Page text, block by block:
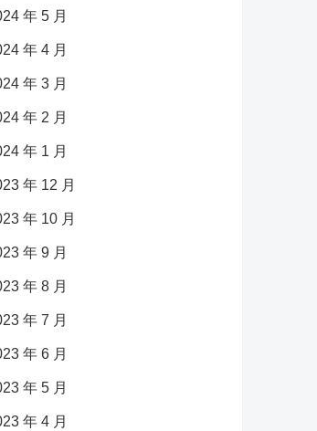
年 5 月
年 4 月
年 3 月
年 2 月
年 1 月
年 12 月
年 10 月
年 9 月
年 8 月
年 7 月
年 6 月
年 5 月
年 4 月